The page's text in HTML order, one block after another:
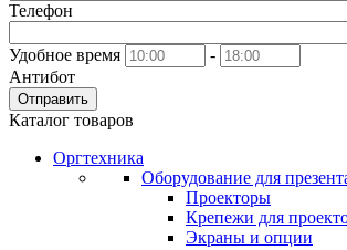
Телефон
Удобное время
-
Антибот
Отправить
Каталог товаров
Оргтехника
Оборудование для
Проекторы
Крепежи для
Экраны и опции